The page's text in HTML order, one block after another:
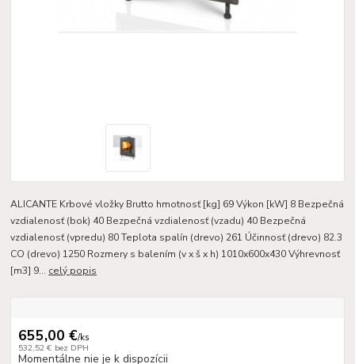
ALICANTE Krbové vložky Brutto hmotnosť [kg] 69 Výkon [kW] 8 Bezpečná
vzdialenosť (bok) 40 Bezpečná vzdialenosť (vzadu) 40 Bezpečná
vzdialenosť (vpredu) 80 Teplota spalín (drevo) 261 Účinnosť (drevo) 82.3
CO (drevo) 1250 Rozmery s balením (v x š x h) 1010x600x430 Výhrevnosť
[m3] 9... celý popis
655,00 €/ks
532,52 € bez DPH
Momentálne nie je k dispozícii